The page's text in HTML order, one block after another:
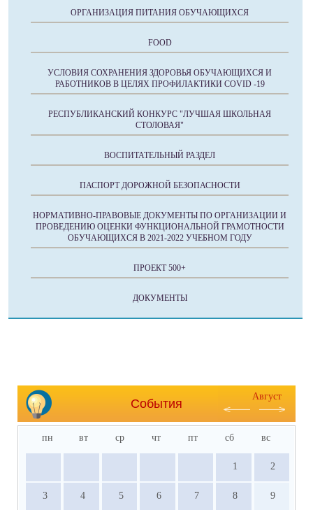
ОРГАНИЗАЦИЯ ПИТАНИЯ ОБУЧАЮЩИХСЯ
FOOD
УСЛОВИЯ СОХРАНЕНИЯ ЗДОРОВЬЯ ОБУЧАЮЩИХСЯ И
РАБОТНИКОВ В ЦЕЛЯХ ПРОФИЛАКТИКИ COVID -19
РЕСПУБЛИКАНСКИЙ КОНКУРС "ЛУЧШАЯ ШКОЛЬНАЯ
СТОЛОВАЯ"
ВОСПИТАТЕЛЬНЫЙ РАЗДЕЛ
ПАСПОРТ ДОРОЖНОЙ БЕЗОПАСНОСТИ
НОРМАТИВНО-ПРАВОВЫЕ ДОКУМЕНТЫ ПО ОРГАНИЗАЦИИ И
ПРОВЕДЕНИЮ ОЦЕНКИ ФУНКЦИОНАЛЬНОЙ ГРАМОТНОСТИ
ОБУЧАЮЩИХСЯ В 2021-2022 УЧЕБНОМ ГОДУ
ПРОЕКТ 500+
ДОКУМЕНТЫ
События
Август
пн вт ср чт пт сб вс
1 2
3 4 5 6 7 8 9